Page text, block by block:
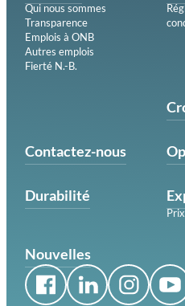
Qui nous sommes
Transparence
Emplois à ONB
Autres emplois
Fierté N.-B.
Contactez-nous
Nouvelles
Durabilité